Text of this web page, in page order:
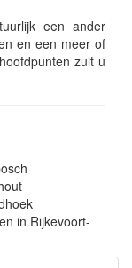
een ander
en een meer of
zult u
in Rijkevoort-